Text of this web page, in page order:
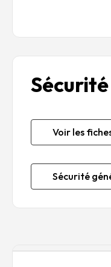
Sécurité
Voir les
Sécurité